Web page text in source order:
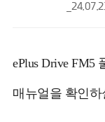
ePlus Drive FM5
매뉴얼을 확인